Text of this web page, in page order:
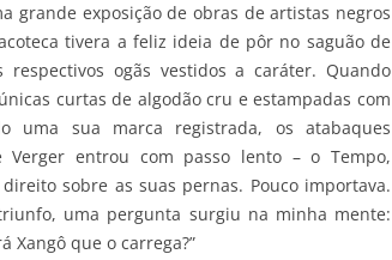
grande exposição de obras de artistas negros
tivera a feliz ideia de pôr no saguão de
ogãs vestidos a caráter. Quando
curtas de algodão cru e estampadas com
uma sua marca registrada, os atabaques
entrou com passo lento – o Tempo,
sobre as suas pernas. Pouco importava.
uma pergunta surgiu na minha mente:
Xangô que o carrega?”